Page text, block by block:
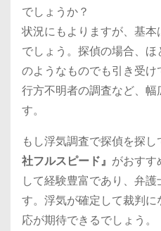
でしょうか？
状況にもよりますが、基
でしょう。探偵の場合、
のようなものでも引き受
行方不明者の調査など、
す。
もし浮気調査で探偵を探し
社フルスピード』 がおすす
して経験豊富であり、弁
す。浮気が確定して裁判
応が期待できるでしょう。